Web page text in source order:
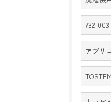
732-
アプリ
TOSTEM